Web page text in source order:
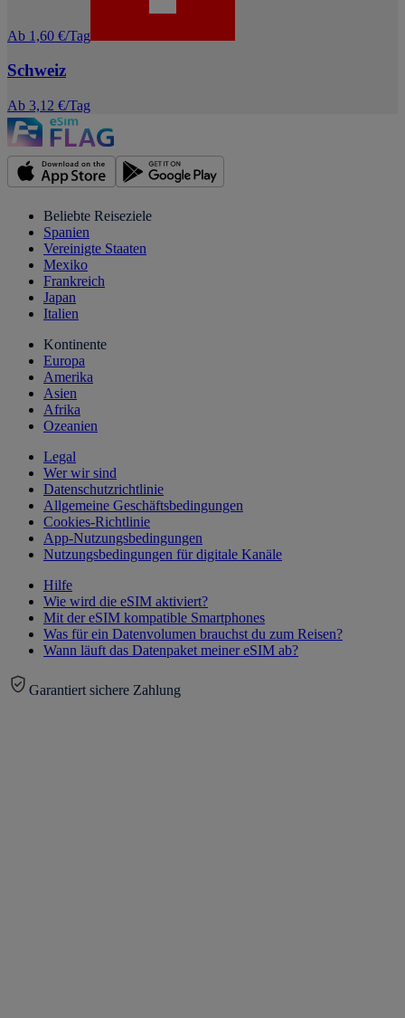
Ab 1,60 €/Tag
Schweiz
Ab 3,12 €/Tag
Beliebte Reiseziele
Spanien
Vereinigte Staaten
Mexiko
Frankreich
Japan
Italien
Kontinente
Europa
Amerika
Asien
Afrika
Ozeanien
Legal
Wer wir sind
Datenschutzrichtlinie
Allgemeine Geschäftsbedingungen
Cookies-Richtlinie
App-Nutzungsbedingungen
Nutzungsbedingungen für digitale Kanäle
Hilfe
Wie wird die eSIM aktiviert?
Mit der eSIM kompatible Smartphones
Was für ein Datenvolumen brauchst du zum Reisen?
Wann läuft das Datenpaket meiner eSIM ab?
Garantiert sichere Zahlung